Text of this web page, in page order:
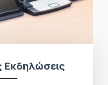
Εκδηλώσεις